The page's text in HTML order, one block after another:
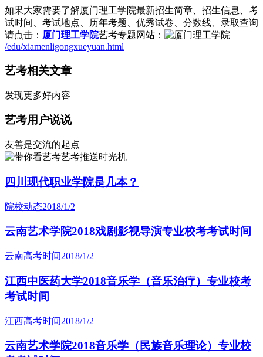
如果大家需要了解厦门理工学院最新招生简章、招生信息、考
试时间、考试地点、历年考题、优秀试卷、分数线、录取查询
请点击： 厦门理工学院艺考专题网站：
/edu/xiamenligongxueyuan.html
艺考相关文章
发现更多好内容
艺考用户说说
友善是交流的起点
艺考推送时光机
四川现代职业学院是几本？
院校动态2018/1/2
云南艺术学院2018戏剧影视导演专业校考考试时间
云南高考时间2018/1/2
江西中医药大学2018音乐学（音乐治疗）专业校考
考试时间
江西高考时间2018/1/2
云南艺术学院2018音乐学（民族音乐理论）专业校